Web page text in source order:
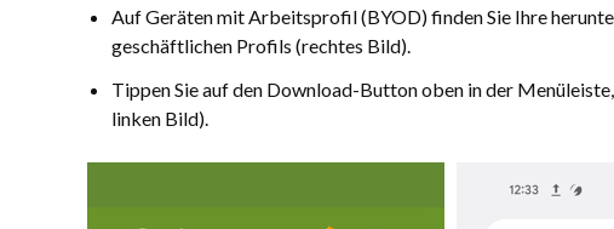
Auf Geräten mit Arbeitsprofil (BYOD) finden Sie Ihre
geschäftlichen Profils (rechtes Bild).
Tippen Sie auf den Download-Button oben in der
linken Bild).